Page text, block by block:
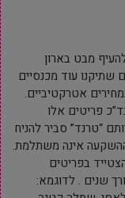
מבט בארון
שתיקנו עוד מכנסיים
אטרקטיביים.
פריטים אלו
“טרנד” סביר להניח
אינה משתלמת.
בפריטים
שנים . לדוגמא: